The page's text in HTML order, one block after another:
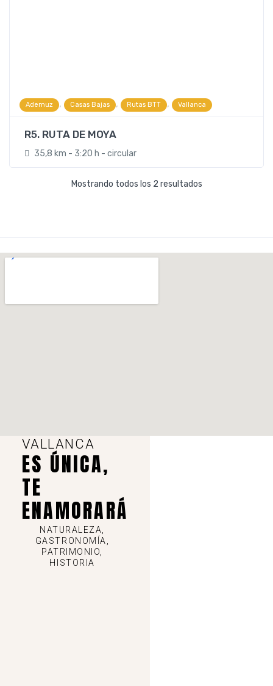
Ademuz , Casas Bajas , Rutas BTT , Vallanca
R5. RUTA DE MOYA
35,8 km - 3:20 h - circular
Mostrando todos los 2 resultados
VALLANCA
ES ÚNICA,
TE
ENAMORARÁ
NATURALEZA,
GASTRONOMÍA,
PATRIMONIO,
HISTORIA